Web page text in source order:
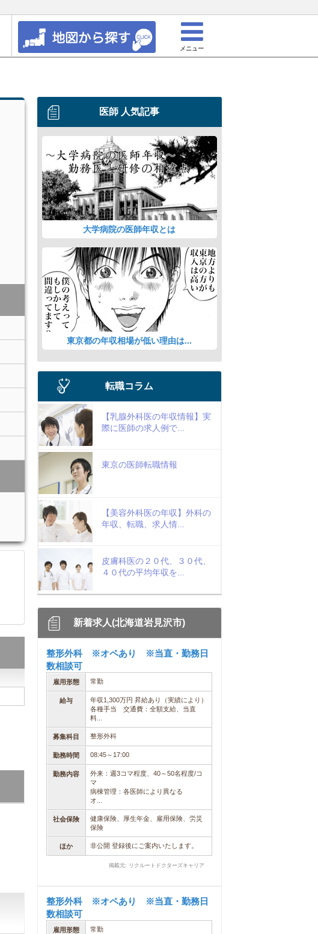
メニュー
医師 人気記事
大学病院の医師年収とは
東京都の年収相場が低い理由は...
転職コラム
【乳腺外科医の年収情報】実
際に医師の求人例で...
東京の医師転職情報
【美容外科医の年収】外科の
年収、転職、求人情...
皮膚科医の２０代、３０代、
４０代の平均年収を...
新着求人(北海道岩見沢市)
整形外科 ※オペあり ※当直・勤務日
数相談可
雇用形態 常勤
給与
年収1,300万円 昇給あり（実績により）
各種手当 交通費：全額支給、当直
料...
募集科目 整形外科
勤務時間 08:45～17:00
勤務内容
外来：週3コマ程度、40～50名程度/コ
マ
病棟管理：各医師により異なる
オ...
社会保険
健康保険、厚生年金、雇用保険、労災
保険
ほか 非公開 登録後にご案内いたします。
掲載元: リクルートドクターズキャリア
整形外科 ※オペあり ※当直・勤務日
数相談可
雇用形態 常勤